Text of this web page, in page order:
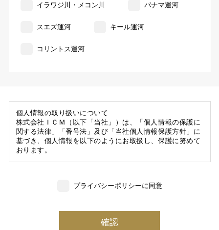
イラワジ川・メコン川 パナマ運河
スエズ運河 キール運河
コリントス運河
個人情報の取り扱いについて
株式会社ＩＣＭ（以下「当社」）は、「個人情報の保護に
関する法律」「番号法」及び「当社個人情報保護方針」に
基づき、個人情報を以下のようにお取扱し、保護に努めて
おります。
いただいた個人情報の一部を個人データとして保有
(3) 当社は、当社で就業する社員及び社員の扶養親族、及
プライバシーポリシーに同意